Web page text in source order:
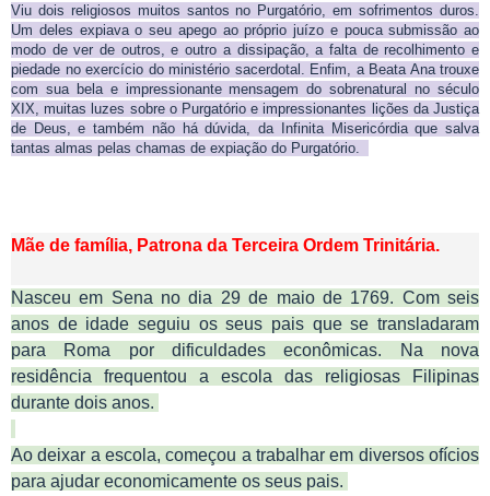
Viu dois religiosos muitos santos no Purgatório, em sofrimentos duros.
Um deles expiava o seu apego ao próprio juízo e pouca submissão ao
modo de ver de outros, e outro a dissipação, a falta de recolhimento e
piedade no exercício do ministério sacerdotal. Enfim, a Beata Ana trouxe
com sua bela e impressionante mensagem do sobrenatural no século
XIX, muitas luzes sobre o Purgatório e impressionantes lições da Justiça
de Deus, e também não há dúvida, da Infinita Misericórdia que salva
tantas almas pelas chamas de expiação do Purgatório.
Mãe de família, Patrona da Terceira Ordem Trinitária.
Nasceu em Sena no dia 29 de maio de 1769. Com seis
anos de idade seguiu os seus pais que se transladaram
para Roma por dificuldades econômicas. Na nova
residência frequentou a escola das religiosas Filipinas
durante dois anos.
Ao deixar a escola, começou a trabalhar em diversos ofícios
para ajudar economicamente os seus pais.